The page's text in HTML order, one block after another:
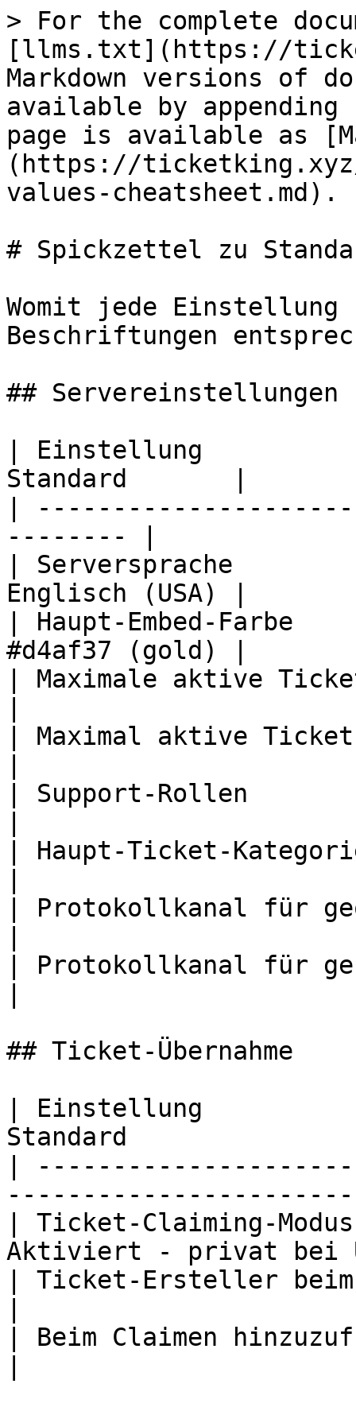
> For the complete
[llms.txt](https://
Markdown versions of
available by
page is available as
(https://
values-cheatsheet.md).
# Spickzettel zu
Womit jede Einstellung
Beschriftungen
##
| Einstellung
Standard       |
|
-------- |
| Serversprache
Englisch (USA) |
| Haupt-Embed-
#d4af37 (gold) |
| Maximale aktive
| Maximal aktive
| Support-Rollen
| Haupt-Ticket-
| Protokollkanal für
| Protokollkanal für
## Ticket-Übernahme
| Einstellung
Standard
|
| Ticket-Claiming-
Aktiviert - privat bei
| Ticket-Ersteller
| Beim Claimen